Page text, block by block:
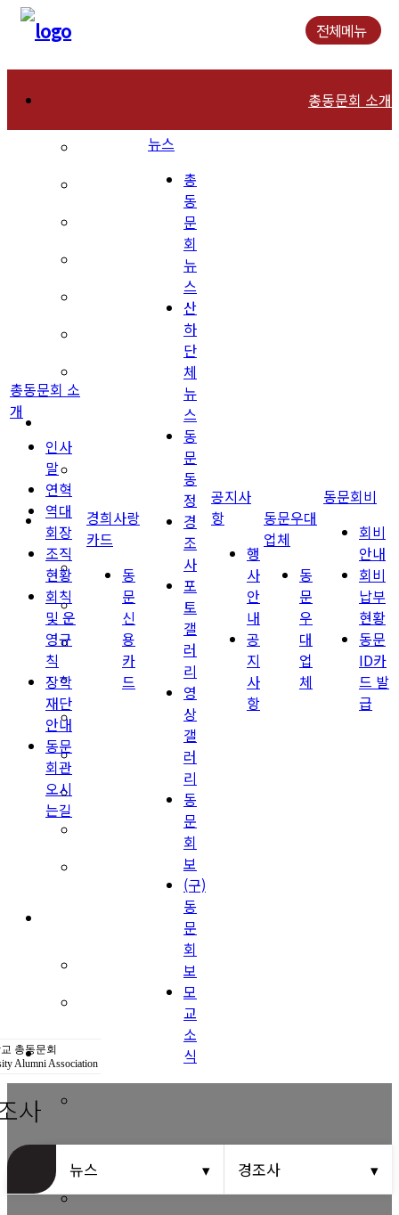
전체메뉴
총동문회 소개
뉴스
총동문회 뉴스
산하단체 뉴스
동문 동정
동문회비
회비 안내
총동문회 소
개
인사
말
연혁
역대
회장
조직
현황
회칙
및 운
영규
칙
장학
재단
안내
동문
회관
오시
는길
경희사랑
카드
동
문
신
용
카
드
뉴스
총
동
문
회
뉴
스
산
하
단
체
뉴
스
동
문
동
정
경
조
사
포
토
갤
러
리
영
상
갤
러
리
동
문
회
보
(구)
동
문
회
보
모
교
소
식
공지사
항
행
사
안
내
공
지
사
항
동문우대
업체
동
문
우
대
업
체
동문회비
회비
안내
회비
납부
현황
동문
ID카
드 발
급
총동문회
Alumni Association
사
뉴스 경조사